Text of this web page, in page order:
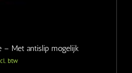
– Met antislip mogelijk
btw